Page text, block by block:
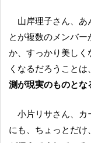
山岸理子さん、あんなに「ほんわか」したキャラであるこ
とが複数のメンバ
か、すっかり美しく
くなるだろうことは
測が現実のものとな
小片リサさん、カーテンコールで一人だけコメントする際
にも、ちょっとだ